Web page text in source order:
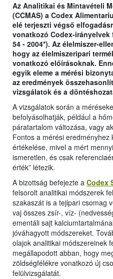
Az Analitikai és Mintavételi
(CCMAS) a Codex
elé terjeszti végső
vonatkozó Codex-
54 - 2004*). Az élelmiszer-
hogy az élelmiszeripari
vonatkozó előírásoknak.
egyik eleme a mérési
az eredmények
vizsgálatok és a
A vizsgálatok során a
befolyásolhatják, például a
páratartalom változása, vagy
Fontos a mérési eredményhez
értékelése, mivel a mért
ismeretlen, és csak
érték” létezik.
A bizottság befejezte a Codex
felsorolt analitikai módszerek
szakaszát is a tejipari csomag
vaj összes zsír-, víz-
ementáli sajt
jóváhagyott módszereket.
olajok analitikai módszereinek
megállapodott abban, hogy
zöldségfélékre vonatkozó új
felülvizsgálatát.